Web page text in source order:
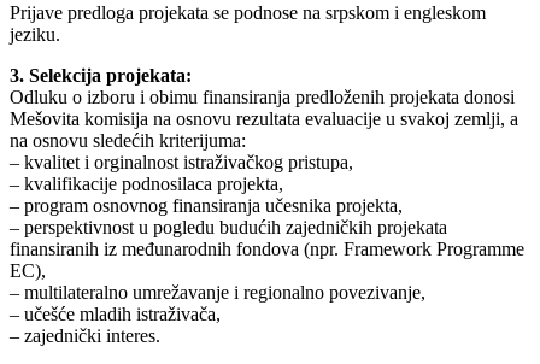
Prijave predloga projekata se podnose na srpskom i engleskom
jeziku.
3. Selekcija projekata:
Odluku o izboru i obimu finansiranja predloženih projekata donosi
Mešovita komisija na osnovu rezultata evaluacije u svakoj zemlji, a
na osnovu sledećih kriterijuma:
– kvalitet i orginalnost istraživačkog pristupa,
– kvalifikacije podnosilaca projekta,
– program osnovnog finansiranja učesnika projekta,
– perspektivnost u pogledu budućih zajedničkih projekata
finansiranih iz međunarodnih fondova (npr. Framework Programme
EC),
– multilateralno umrežavanje i regionalno povezivanje,
– učešće mladih istraživača,
– zajednički interes.